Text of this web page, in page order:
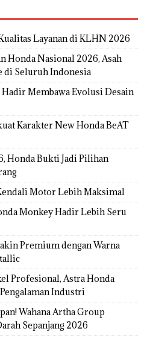
Layanan di KLHN 2026
Honda Nasional 2026, Asah
di Seluruh Indonesia
Membawa Evolusi Desain
Karakter New Honda BeAT
Honda Bukti Jadi Pilihan
Motor Lebih Maksimal
Monkey Hadir Lebih Seru
Premium dengan Warna
Profesional, Astra Honda
Industri
Wahana Artha Group
Sepanjang 2026